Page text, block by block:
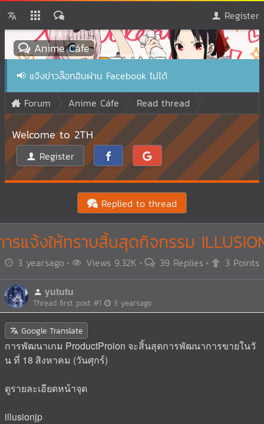
Register
Anime Cáfe
📢 แจ้งข่าวล๊อกอินผ่าน Facebook ไม่ได้
Forum
Anime Cáfe Read thread
Welcome to 2TH
Register
Replied to thread
รแจ้งให้ทราบสิ้นสุดกิจกรรม
3 yearsago Views 9.32K 39 Replies 3 Points
yututu
Thread first post #1 3 yearsago
Google Translate
การพัฒนาเกม ProductProion จะสิ้นสุดการพัฒนาการขายในวั
น ที่ 18 สิงหาคม (วันศุกร์)
ดูรายละเอียดหน้าจุด
illusionjp